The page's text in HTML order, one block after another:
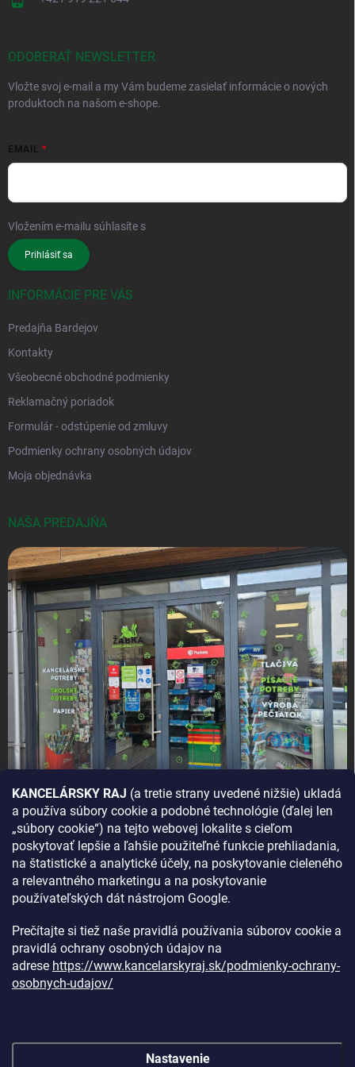
KANCELÁRSKY RAJ (a tretie strany uvedené nižšie) ukladá
a používa súbory cookie a podobné technológie (ďalej len
„súbory cookie“) na tejto webovej lokalite s cieľom
poskytovať lepšie a ľahšie použiteľné funkcie prehliadania,
na štatistické a analytické účely, na poskytovanie cieleného
a relevantného marketingu a na poskytovanie
používateľských dát nástrojom Google.
Prečítajte si tiež naše pravidlá používania súborov cookie a
pravidlá ochrany osobných údajov na
adrese https://www.kancelarskyraj.sk/podmienky-ochrany-
osobnych-udajov/
Nastavenie
ODOBERAŤ NEWSLETTER
Vložte svoj e-mail a my Vám budeme zasielať informácie o nových
produktoch na našom e-shope.
EMAIL
Vložením e-mailu súhlasíte s
Prihlásiť sa
INFORMÁCIE PRE VÁS
Predajňa Bardejov
Kontakty
Všeobecné obchodné podmienky
Reklamačný poriadok
Formulár - odstúpenie od zmluvy
Podmienky ochrany osobných údajov
Moja objednávka
NAŠA PREDAJŇA
AKO SA K NÁM DOSTANETE?